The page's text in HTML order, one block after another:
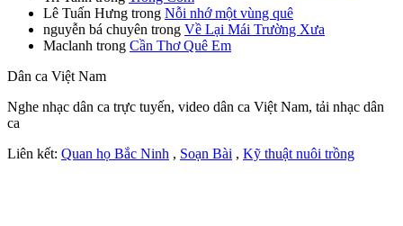
Lê Tuấn Hưng trong Nỗi nhớ một vùng quê
nguyễn bá chuyên trong Về Lại Mái Trường Xưa
Maclanh trong Cần Thơ Quê Em
Dân ca Việt Nam
Nghe nhạc dân ca trực tuyến, video dân ca Việt Nam, tải nhạc dân
ca
Liên kết: Quan họ Bắc Ninh , Soạn Bài , Kỹ thuật nuôi trồng